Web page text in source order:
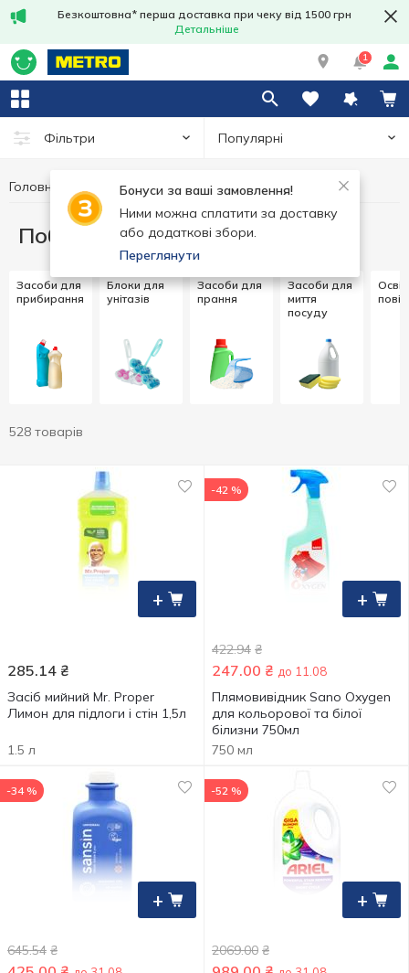
Безкоштовна* перша доставка при чеку від 1500 грн
Детальніше
1
Фільтри Популярні
Бонуси за ваші замовлення!
Ними можна сплатити за доставку
або додаткові збори.
Переглянути
Головна Побутова хімія
Побутова хімія
Засоби для
прибирання
Блоки для
унітазів
Засоби для
прання
Засоби для
миття
посуду
528 товарів
+
285.14 ₴
Засіб мийний Mr. Proper
Лимон для підлоги і стін 1,5л
1.5 л
+
-42 %
422.94 ₴
247.00 ₴ до 11.08
Плямовивідник Sano Oxygen
для кольорової та білої
білизни 750мл
750 мл
+
-34 %
645.54 ₴
+
-52 %
2069.00 ₴